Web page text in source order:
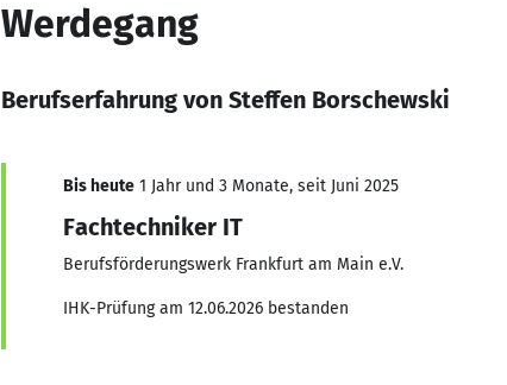
Werdegang
Berufserfahrung von Steffen Borschewski
Bis heute 1 Jahr und 3 Monate, seit Juni 2025
Fachtechniker IT
Berufsförderungswerk Frankfurt am Main e.V.
IHK-Prüfung am 12.06.2026 bestanden